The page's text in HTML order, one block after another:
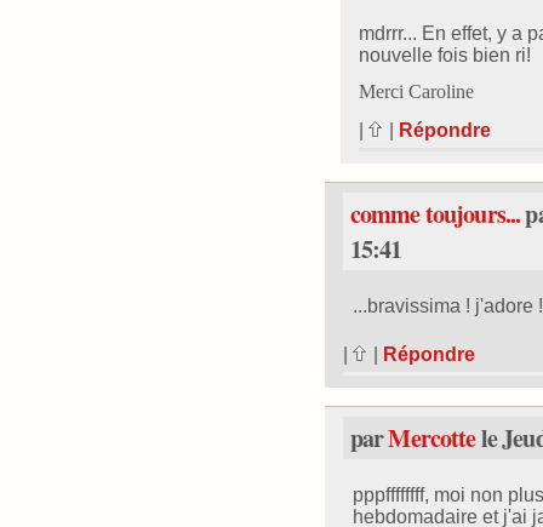
mdrrr... En effet, y a
nouvelle fois bien ri!
Merci Caroline
Répondre
comme toujours...
15:41
...bravissima ! j'adore
Répondre
parMercottele
pppffffffff, moi non
hebdomadaire et j'ai